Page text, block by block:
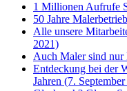
1 Millionen Aufrufe
50 Jahre
Alle unsere
2021)
Auch Maler sind
Entdeckung bei der
Jahren (7.